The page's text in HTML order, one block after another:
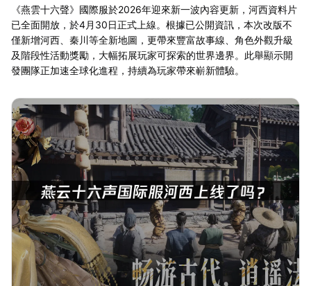
《燕雲十六聲》國際服於2026年迎來新一波內容更新，河西資料片
已全面開放，於4月30日正式上線。根據已公開資訊，本次改版不
僅新增河西、秦川等全新地圖，更帶來豐富故事線、角色外觀升級
及階段性活動獎勵，大幅拓展玩家可探索的世界邊界。此舉顯示開
發團隊正加速全球化進程，持續為玩家帶來嶄新體驗。